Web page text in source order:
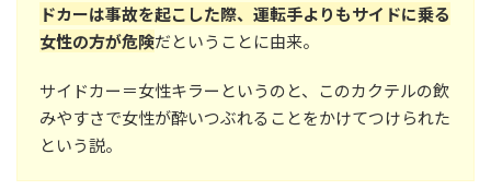
ドカーは事故を起こした際、運転手よりもサイドに乗る
女性の方が危険だということに由来。
サイドカー＝女性キラーというのと、このカクテルの飲
みやすさで女性が酔いつぶれることをかけてつけられた
という説。